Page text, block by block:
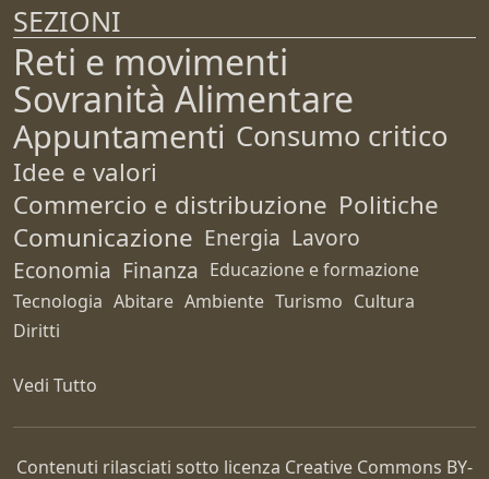
SEZIONI
Reti e movimenti
Sovranità Alimentare
Appuntamenti Consumo critico
Idee e valori
Commercio e distribuzione Politiche
Comunicazione Energia Lavoro
Economia Finanza Educazione e formazione
Tecnologia Abitare Ambiente Turismo Cultura
Diritti
Vedi Tutto
Contenuti rilasciati sotto licenza Creative Commons BY-